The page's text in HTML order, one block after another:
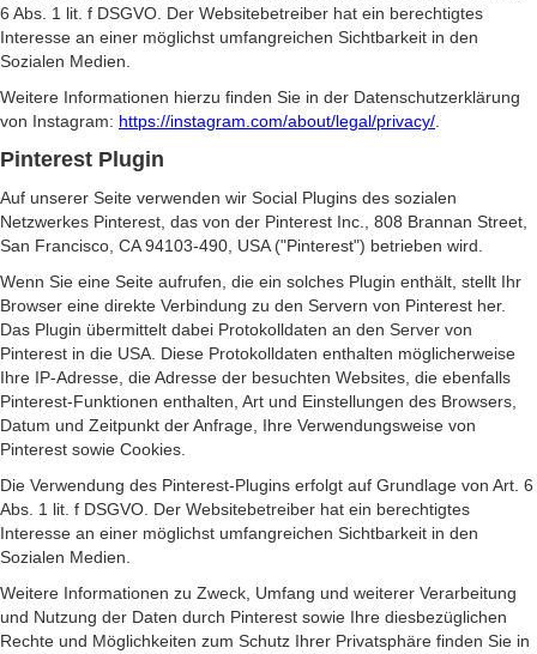
6 Abs. 1 lit. f DSGVO. Der Websitebetreiber hat ein berechtigtes
Interesse an einer möglichst umfangreichen Sichtbarkeit in den
Sozialen Medien.
Weitere Informationen hierzu finden Sie in der Datenschutzerklärung
von Instagram: https://instagram.com/about/legal/privacy/
Pinterest Plugin
Auf unserer Seite verwenden wir Social Plugins des sozialen
Netzwerkes Pinterest, das von der Pinterest Inc., 808 Brannan Street,
San Francisco, CA 94103-490, USA ("Pinterest") betrieben wird.
Wenn Sie eine Seite aufrufen, die ein solches Plugin enthält, stellt Ihr
Browser eine direkte Verbindung zu den Servern von Pinterest her.
Das Plugin übermittelt dabei Protokolldaten an den Server von
Pinterest in die USA. Diese Protokolldaten enthalten möglicherweise
Ihre IP-Adresse, die Adresse der besuchten Websites, die ebenfalls
Pinterest-Funktionen enthalten, Art und Einstellungen des Browsers,
Datum und Zeitpunkt der Anfrage, Ihre Verwendungsweise von
Pinterest sowie Cookies.
Die Verwendung des Pinterest-Plugins erfolgt auf Grundlage von Art. 6
Abs. 1 lit. f DSGVO. Der Websitebetreiber hat ein berechtigtes
Interesse an einer möglichst umfangreichen Sichtbarkeit in den
Sozialen Medien.
Weitere Informationen zu Zweck, Umfang und weiterer Verarbeitung
und Nutzung der Daten durch Pinterest sowie Ihre diesbezüglichen
Rechte und Möglichkeiten zum Schutz Ihrer Privatsphäre finden Sie in